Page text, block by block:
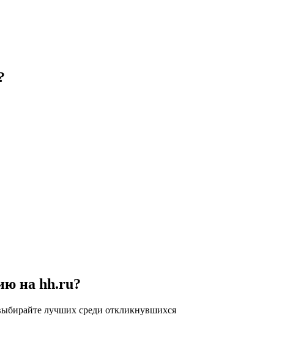
на hh.ru?
лучших среди откликнувшихся